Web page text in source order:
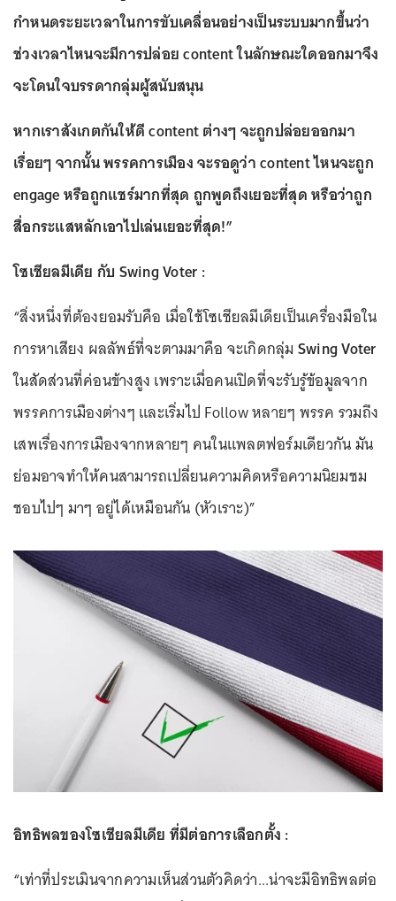
กำหนดระยะเวลาในการขับเคลื่อนอย่างเป็นระบบมากขึ้นว่า
ช่วงเวลาไหนจะมีการปล่อย content ในลักษณะใดออกมาจึง
จะโดนใจบรรดากลุ่มผู้สนับสนุน
หากเราสังเกตกันให้ดี content ต่างๆ จะถูกปล่อยออกมา
เรื่อยๆ จากนั้น พรรคการเมือง จะรอดูว่า content ไหนจะถูก
engage หรือถูกแชร์มากที่สุด ถูกพูดถึงเยอะที่สุด หรือว่าถูก
สื่อกระแสหลักเอาไปเล่นเยอะที่สุด!”
โซเชียลมีเดีย กับ Swing Voter :
“สิ่งหนึ่งที่ต้องยอมรับคือ เมื่อใช้โซเชียลมีเดียเป็นเครื่องมือใน
การหาเสียง ผลลัพธ์ที่จะตามมาคือ จะเกิดกลุ่ม Swing Voter
ในสัดส่วนที่ค่อนข้างสูง เพราะเมื่อคนเปิดที่จะรับรู้ข้อมูลจาก
พรรคการเมืองต่างๆ และเริ่มไป Follow หลายๆ พรรค รวมถึง
เสพเรื่องการเมืองจากหลายๆ คนในแพลตฟอร์มเดียวกัน มัน
ย่อมอาจทำให้คนสามารถเปลี่ยนความคิดหรือความนิยมชม
ชอบไปๆ มาๆ อยู่ได้เหมือนกัน (หัวเราะ)”
อิทธิพลของโซเชียลมีเดีย ที่มีต่อการเลือกตั้ง :
“เท่าที่ประเมินจากความเห็นส่วนตัวคิดว่า...น่าจะมีอิทธิพลต่อ